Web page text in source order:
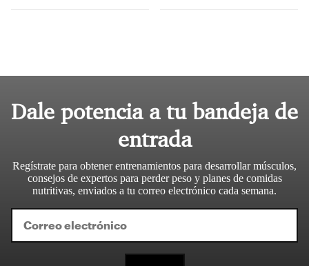
Dale potencia a tu bandeja de
entrada
Regístrate para obtener entrenamientos para desarrollar músculos,
consejos de expertos para perder peso y planes de comidas
nutritivas, enviados a tu correo electrónico cada semana.